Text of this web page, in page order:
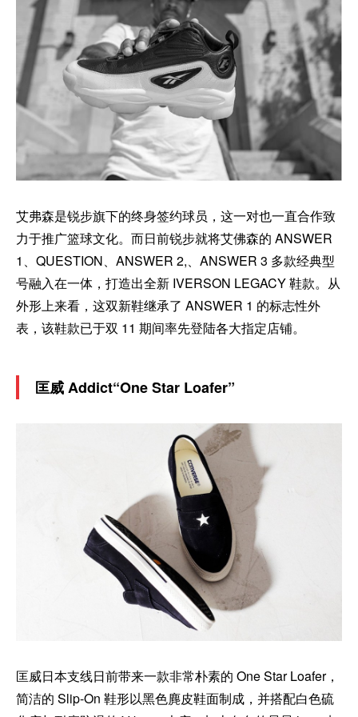
艾弗森是锐步旗下的终身签约球员，这一对也一直合作致
力于推广篮球文化。而日前锐步就将艾佛森的 ANSWER
1、QUESTION、ANSWER 2,、ANSWER 3 多款经典型
号融入在一体，打造出全新 IVERSON LEGACY 鞋款。从
外形上来看，这双新鞋继承了 ANSWER 1 的标志性外
表，该鞋款已于双 11 期间率先登陆各大指定店铺。
匡威 Addict“One Star Loafer”
匡威日本支线日前带来一款非常朴素的 One Star Loafer，
简洁的 Slip-On 鞋形以黑色麂皮鞋面制成，并搭配白色硫